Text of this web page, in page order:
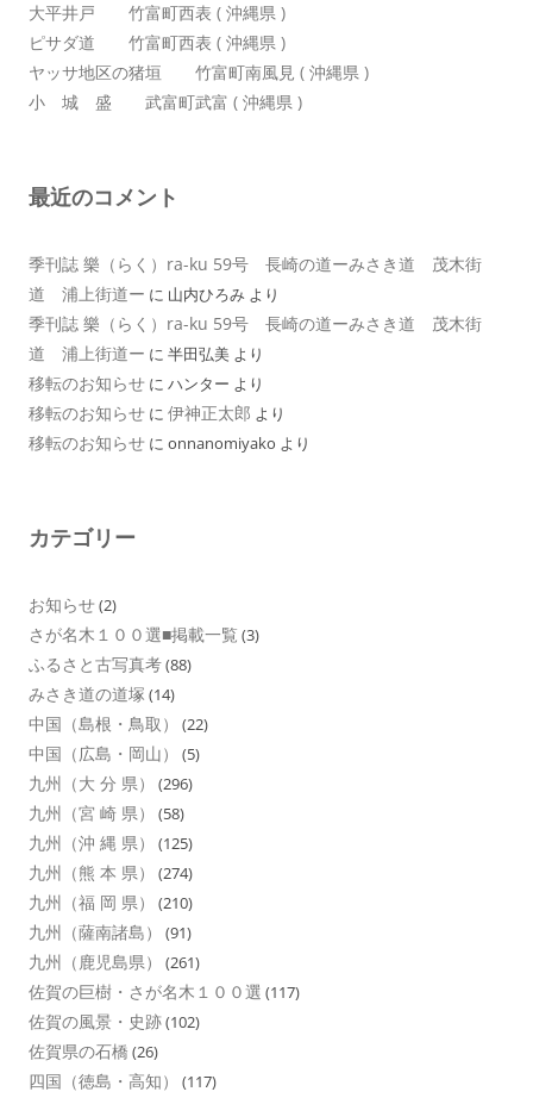
大平井戸 竹富町西表 ( 沖縄県 )
ピサダ道 竹富町西表 ( 沖縄県 )
ヤッサ地区の猪垣 竹富町南風見 ( 沖縄県 )
小 城 盛 武富町武富 ( 沖縄県 )
最近のコメント
季刊誌 樂（らく）ra-ku 59号 長崎の道ーみさき道 茂木街
道 浦上街道ー に 山内ひろみ より
季刊誌 樂（らく）ra-ku 59号 長崎の道ーみさき道 茂木街
道 浦上街道ー に 半田弘美 より
移転のお知らせ に ハンター より
移転のお知らせ に 伊神正太郎 より
移転のお知らせ に onnanomiyako より
カテゴリー
お知らせ(2)
さが名木１００選■掲載一覧 (3)
ふるさと古写真考(88)
みさき道の道塚 (14)
中国（島根・鳥取） (22)
中国（広島・岡山） (5)
九州（大 分 県） (296)
九州（宮 崎 県） (58)
九州（沖 縄 県） (125)
九州（熊 本 県） (274)
九州（福 岡 県） (210)
九州（薩南諸島） (91)
九州（鹿児島県） (261)
佐賀の巨樹・さが名木１００選 (117)
佐賀の風景・史跡(102)
佐賀県の石橋 (26)
四国（徳島・高知） (117)